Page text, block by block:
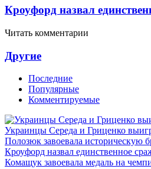
Кроуфорд назвал
Читать комментарии
Другие
Последние
Популярные
Комментируемые
Украинцы Середа и Гриценко
Полозюк завоевала историческую
Кроуфорд назвал единственное
Комащук завоевала медаль на